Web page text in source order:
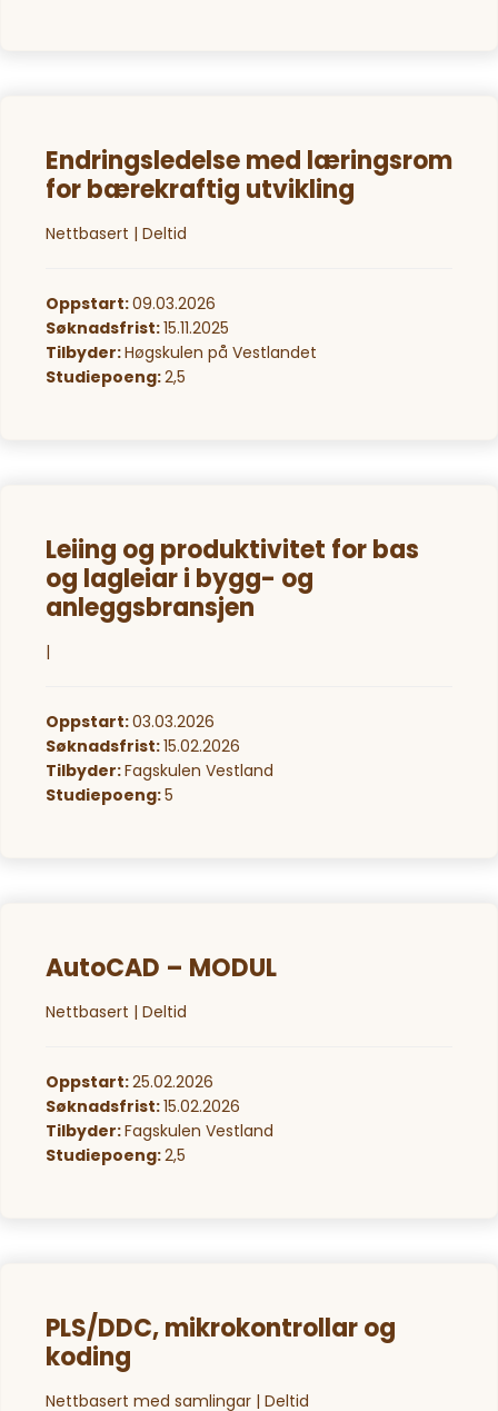
Endringsledelse med læringsrom
for bærekraftig utvikling
Nettbasert | Deltid
Oppstart:09.03.2026
Søknadsfrist:15.11.2025
Tilbyder:Høgskulen på Vestlandet
Studiepoeng:2,5
Leiing og produktivitet for bas
og lagleiar i bygg- og
anleggsbransjen
|
Oppstart:03.03.2026
Søknadsfrist:15.02.2026
Tilbyder:Fagskulen Vestland
Studiepoeng:5
AutoCAD – MODUL
Nettbasert | Deltid
Oppstart:25.02.2026
Søknadsfrist:15.02.2026
Tilbyder:Fagskulen Vestland
Studiepoeng:2,5
PLS/DDC, mikrokontrollar og
koding
Nettbasert med samlingar | Deltid